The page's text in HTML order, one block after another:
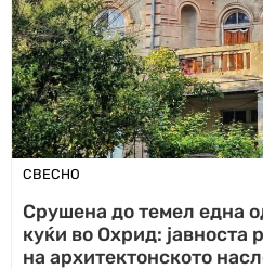
СВЕСНО
Срушена до темел една
куќи во Охрид: јавноста
на архитектонското